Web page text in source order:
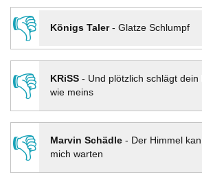
👎
Königs Taler- Glatze Schlumpf
👎
KRiSS- Und plötzlich schlägt dein
wie meins
👎 Marvin Schädle- Der Himmel
mich warten